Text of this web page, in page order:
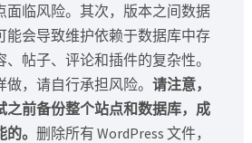
面临风险。其次，版本之间数据
能会导致维护依赖于数据库中存
帖子、评论和插件的复杂性。
，请自行承担风险。 请注意，
之前备份整个站点和数据库，成
。 删除所有 WordPress 文件，